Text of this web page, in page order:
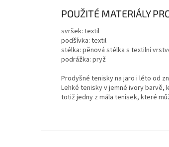
POUŽITÉ MATERIÁLY
svršek: textil
podšívka: textil
stélka: pěnová stélka s textilní
podrážka: pryž
Prodyšné tenisky na jaro i léto od
Lehké tenisky v jemné ivory
totiž jedny z mála tenisek, které